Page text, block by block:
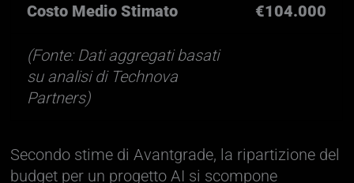
Costo Medio Stimato €104.000
(Fonte: Dati aggregati basati
su analisi di Technova
Partners)
Secondo stime di Avantgrade, la ripartizione del
budget per un progetto AI si scompone